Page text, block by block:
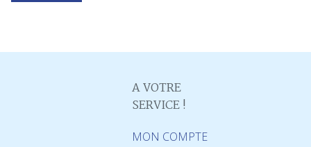
A VOTRE
SERVICE !
MON COMPTE